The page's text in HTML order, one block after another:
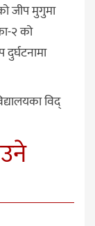
जीप मुगुमा
२ को
विद्